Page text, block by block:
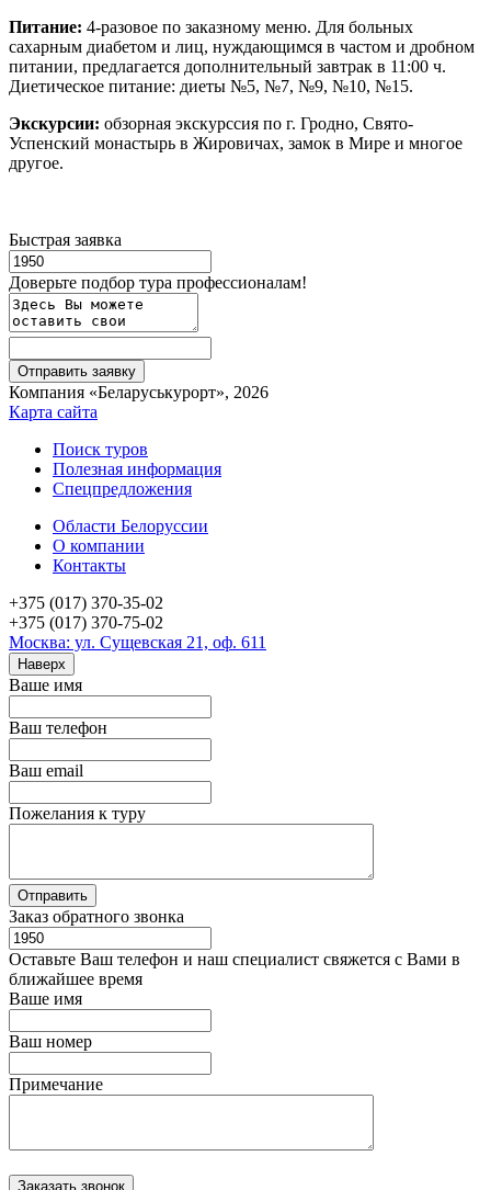
Питание: 4-разовое по заказному меню. Для больных
сахарным диабетом и лиц, нуждающимся в частом и дробном
питании, предлагается дополнительный завтрак в 11:00 ч.
Диетическое питание: диеты №5, №7, №9, №10, №15.
Экскурсии: обзорная экскурссия по г. Гродно, Свято-
Успенский монастырь в Жировичах, замок в Мире и многое
другое.
Быстрая заявка
Доверьте подбор тура профессионалам!
Компания «Беларуськурорт», 2026
Карта сайта
Поиск туров
Полезная информация
Спецпредложения
Области Белоруссии
О компании
Контакты
+375 (017) 370-35-02
+375 (017) 370-75-02
Москва: ул. Сущевская 21, оф. 611
Наверх
Ваше имя
Ваш телефон
Ваш email
Пожелания к туру
Заказ обратного звонка
Оставьте Ваш телефон и наш специалист свяжется с Вами в
ближайшее время
Ваше имя
Ваш номер
Примечание